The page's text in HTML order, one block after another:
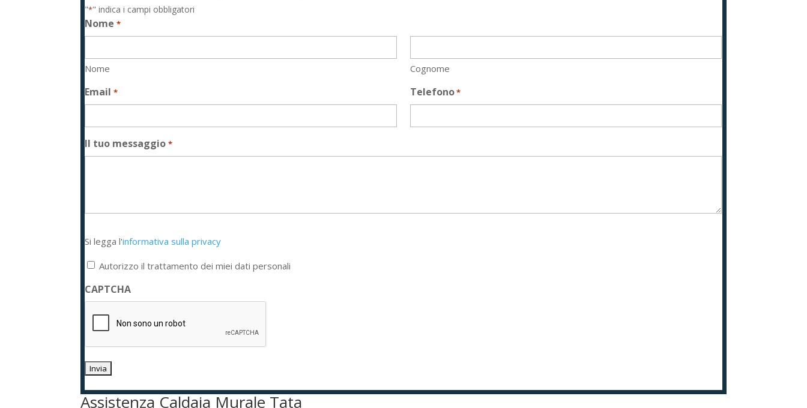
"*" indica i campi obbligatori
Nome *
Nome Cognome
Email * Telefono*
Il tuo messaggio *
legga
l'informativa
privacy
*
Si legga l'informativa sulla privacy
Autorizzo il trattamento dei miei dati personali
CAPTCHA
Assistenza Caldaia Murale Tata